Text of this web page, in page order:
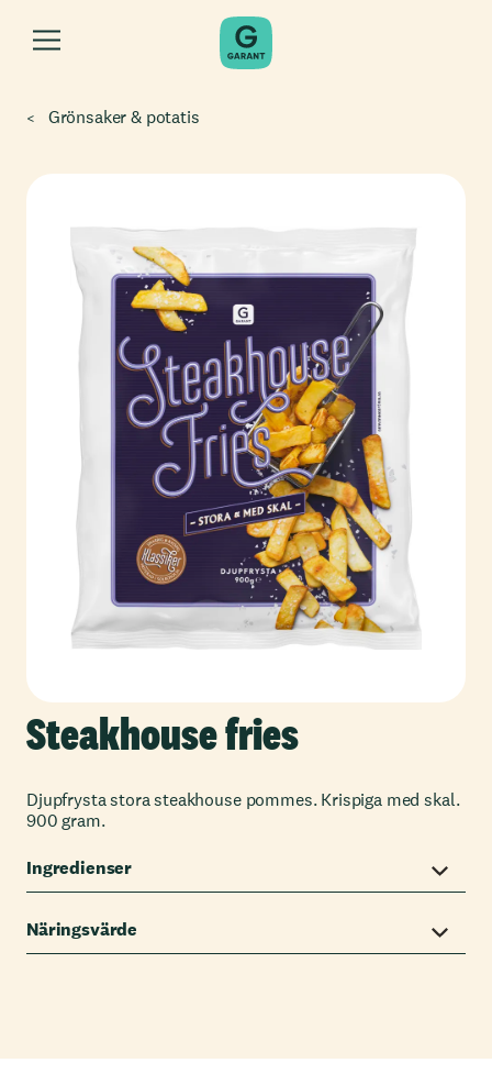
Grönsaker & potatis
Steakhouse fries
Djupfrysta stora steakhouse pommes. Krispiga med skal.
900 gram.
Ingredienser
Näringsvärde